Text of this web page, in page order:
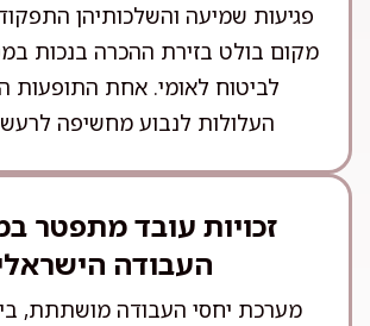
פגיעות שמיעה והשלכותיהן
מקום בולט בזירת ההכרה בנכות
לביטוח לאומי. אחת התופעות
העלולות לנבוע מחשיפה לרעש
זכויות עובד מתפטר
העבודה
מערכת יחסי העבודה מושתתת,